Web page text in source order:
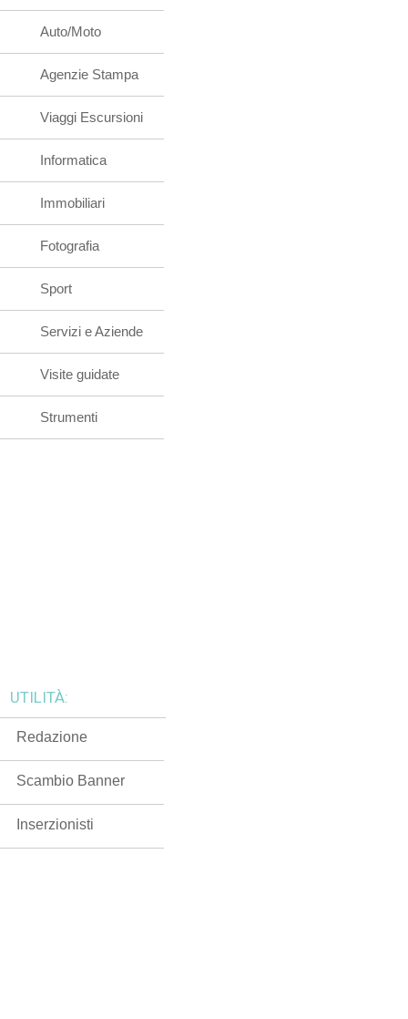
Auto/Moto
Agenzie Stampa
Viaggi Escursioni
Informatica
Immobiliari
Fotografia
Sport
Servizi e Aziende
Visite guidate
Strumenti
UTILITÀ:
Redazione
Scambio Banner
Inserzionisti